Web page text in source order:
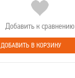
Добавить к сравнению
ДОБАВИТЬ В КОРЗИНУ